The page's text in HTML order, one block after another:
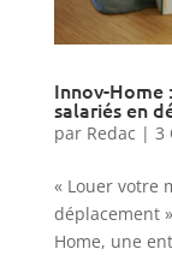
Innov-Home
salariés en
par Redac | 3
« Louer votre
déplacement
Home, une